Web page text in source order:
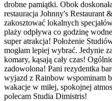
drobne pamiątki. Obok
restauracja Johnny's Restaurant
zakosztować lokalnych
plaży odpływa co godzinę
super atrakcja! Położenie
mogłam lepiej wybrać. Jedynie
komary, kąsają cały czas!
zadowolona! Pani rezydentka
wyjazd z Rainbow wspominam
wakacje w miłej, spokojnej
polecam Studia Dimistris!